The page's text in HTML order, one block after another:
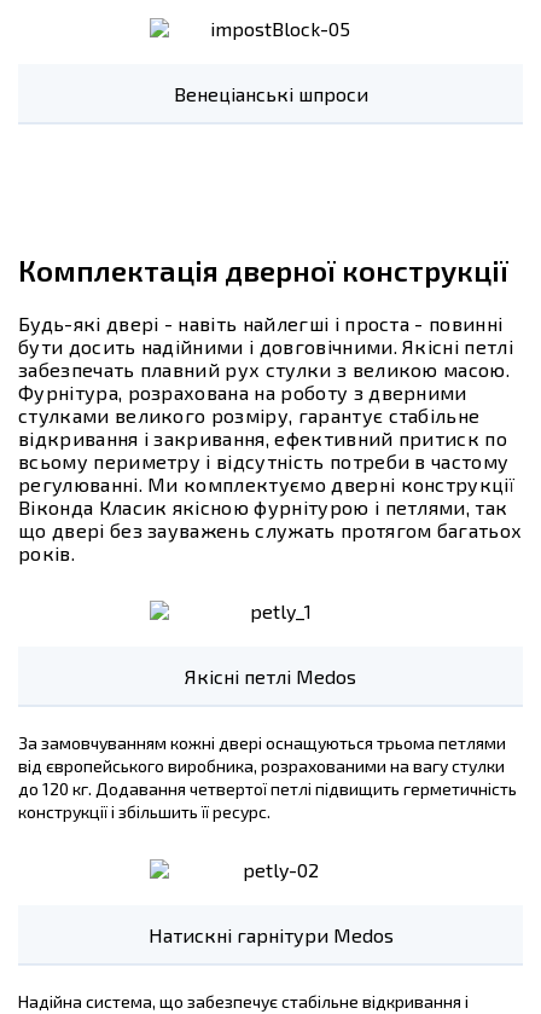
Венеціанські шпроси
Комплектація дверної конструкції
Будь-які двері - навіть найлегші і проста - повинні
бути досить надійними і довговічними. Якісні петлі
забезпечать плавний рух стулки з великою масою.
Фурнітура, розрахована на роботу з дверними
стулками великого розміру, гарантує стабільне
відкривання і закривання, ефективний притиск по
всьому периметру і відсутність потреби в частому
регулюванні. Ми комплектуємо дверні конструкції
Віконда Класик якісною фурнітурою і петлями, так
що двері без зауважень служать протягом багатьох
років.
Якісні петлі Medos
За замовчуванням кожні двері оснащуються трьома петлями
від європейського виробника, розрахованими на вагу стулки
до 120 кг. Додавання четвертої петлі підвищить герметичність
конструкції і збільшить її ресурс.
Натискні гарнітури Medos
Надійна система, що забезпечує стабільне відкривання і